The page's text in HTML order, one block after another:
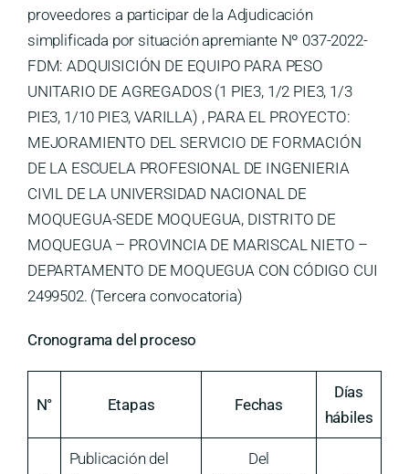
proveedores a participar de la Adjudicación
simplificada por situación apremiante Nº 037-2022-
FDM: ADQUISICIÓN DE EQUIPO PARA PESO
UNITARIO DE AGREGADOS (1 PIE3, 1/2 PIE3, 1/3
PIE3, 1/10 PIE3, VARILLA) , PARA EL PROYECTO:
MEJORAMIENTO DEL SERVICIO DE FORMACIÓN
DE LA ESCUELA PROFESIONAL DE INGENIERIA
CIVIL DE LA UNIVERSIDAD NACIONAL DE
MOQUEGUA-SEDE MOQUEGUA, DISTRITO DE
MOQUEGUA – PROVINCIA DE MARISCAL NIETO –
DEPARTAMENTO DE MOQUEGUA CON CÓDIGO CUI
2499502. (Tercera convocatoria)
Cronograma del proceso
N° Etapas Fechas
Días
hábiles
Publicación del
Del